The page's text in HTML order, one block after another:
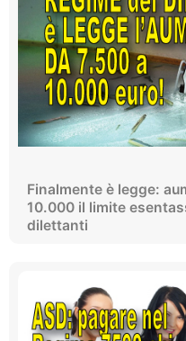
Finalmente è legge:
10.000 il limite
dilettanti